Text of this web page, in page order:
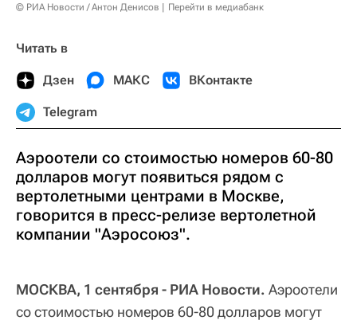
© РИА Новости / Антон Денисов Перейти в медиабанк
Читать в
Дзен МАКС ВКонтакте
Telegram
Аэроотели со стоимостью номеров 60-80
долларов могут появиться рядом с
вертолетными центрами в Москве,
говорится в пресс-релизе вертолетной
компании "Аэросоюз".
МОСКВА, 1 сентября - РИА Новости. Аэроотели
со стоимостью номеров 60-80 долларов могут